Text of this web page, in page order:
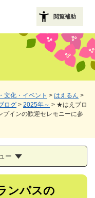
閲覧補助
文化・イベント > はえるん >
ログ > 2025年～ > ★はえブロ
インの歓迎セレモニーに参
ー
ンパスの